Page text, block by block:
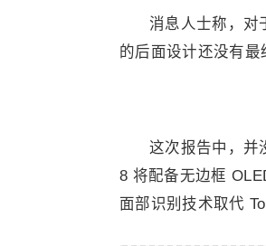
消息人士称，对
的后面设计还没有
这次报告中，并
8 将配备无边框
面部识别技术取代